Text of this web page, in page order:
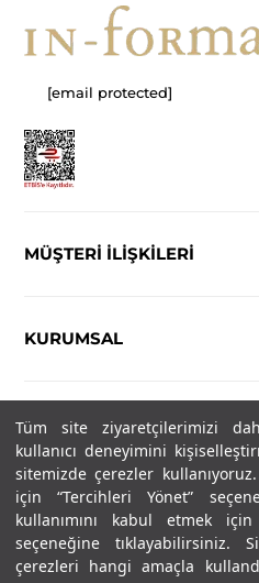
Tüm site ziyaretçilerimizi
kullanıcı deneyimini
sitemizde çerezler
için “Tercihleri Yönet”
kullanımını kabul etmek
seçeneğine tıklayabilirsiniz.
çerezleri hangi amaçla
[email protected]
MÜŞTERİ İLİŞKİLERİ
KURUMSAL
YASAL
Copyright© 2025 IN-
SOSYAL